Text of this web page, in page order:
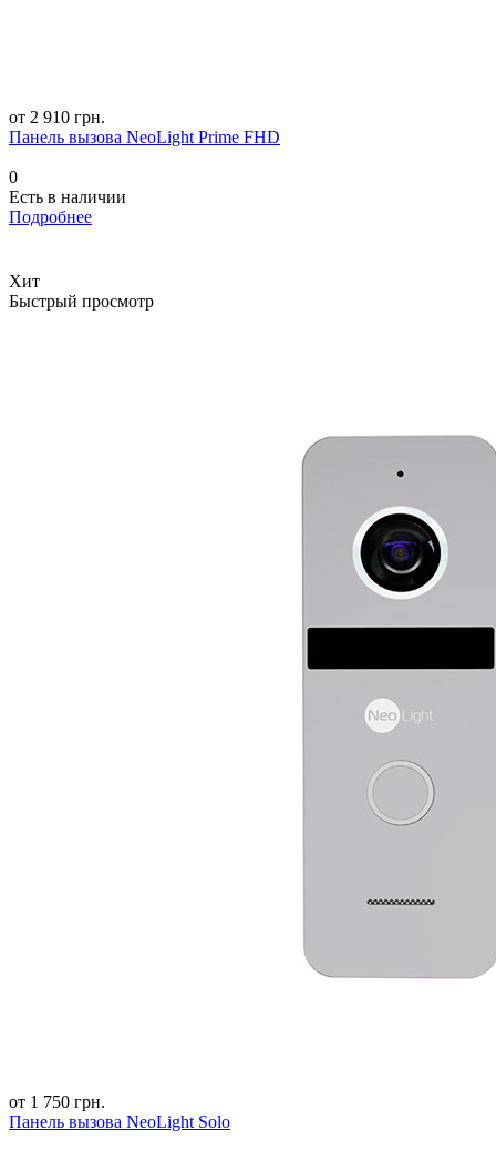
от 2 910 грн.
Панель вызова NeoLight Prime FHD
0
Есть в наличии
Подробнее
Хит
Быстрый просмотр
от 1 750 грн.
Панель вызова NeoLight Solo